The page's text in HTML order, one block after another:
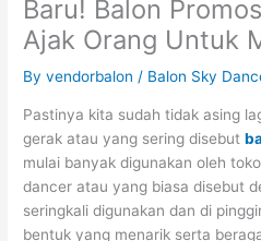
Baru! Balon
Ajak Orang Untuk
Byvendorbalon / Balon Sky
Pastinya kita sudah tidak asing
gerak atau yang sering disebut
mulai banyak digunakan oleh
dancer atau yang biasa disebut
seringkali digunakan dan di
bentuk yang menarik serta